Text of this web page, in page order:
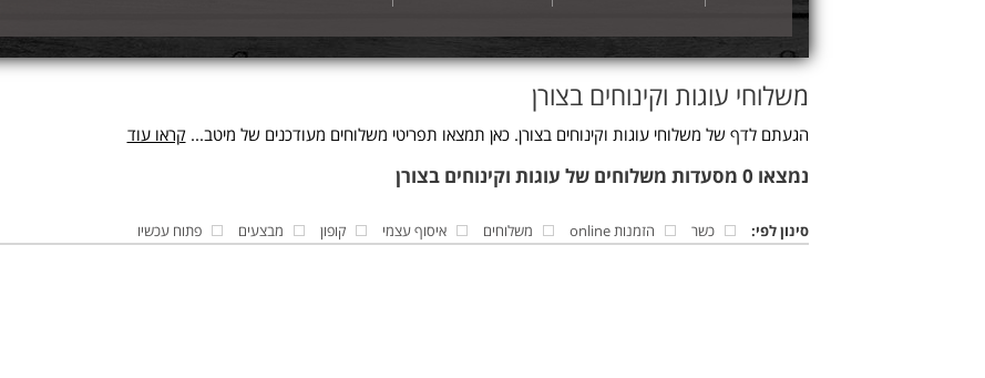
משלוחי עוגות וקינוחים בצורן
הגעתם לדף של משלוחי עוגות וקינוחים בצורן. כאן תמצאו תפריטי משלוחים מעודכנים של מיטב... קראו עוד
נמצאו 0 מסעדות משלוחים של עוגות וקינוחים בצורן
סינון לפי: כשר הזמנות online משלוחים איסוף עצמי קופון מבצעים פתוח עכשיו